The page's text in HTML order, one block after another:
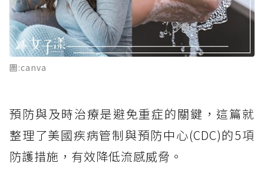
圖:canva
預防與及時治療是避免重症的關鍵，這篇就
整理了美國疾病管制與預防中心(CDC)的5項
防護措施，有效降低流感威脅。